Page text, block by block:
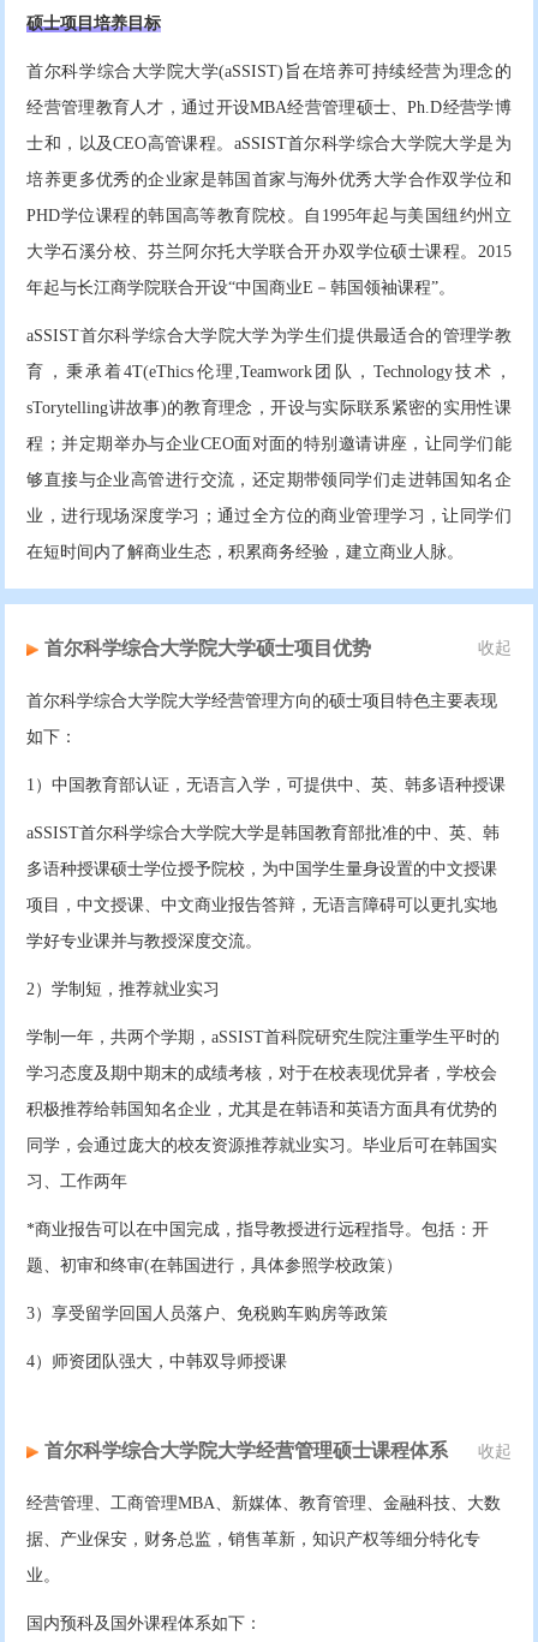
硕士项目培养目标
首尔科学综合大学院大学(aSSIST)旨在培养可持续经营为理念的
经营管理教育人才，通过开设MBA经营管理硕士、Ph.D经营学博
士和，以及CEO高管课程。aSSIST首尔科学综合大学院大学是为
培养更多优秀的企业家是韩国首家与海外优秀大学合作双学位和
PHD学位课程的韩国高等教育院校。自1995年起与美国纽约州立
大学石溪分校、芬兰阿尔托大学联合开办双学位硕士课程。2015
年起与长江商学院联合开设“中国商业E－韩国领袖课程”。
aSSIST首尔科学综合大学院大学为学生们提供最适合的管理学教
育，秉承着4T(eThics伦理,Teamwork团队，Technology技术，
sTorytelling讲故事)的教育理念，开设与实际联系紧密的实用性课
程；并定期举办与企业CEO面对面的特别邀请讲座，让同学们能
够直接与企业高管进行交流，还定期带领同学们走进韩国知名企
业，进行现场深度学习；通过全方位的商业管理学习，让同学们
在短时间内了解商业生态，积累商务经验，建立商业人脉。
首尔科学综合大学院大学硕士项目优势 收起
首尔科学综合大学院大学经营管理方向的硕士项目特色主要表现
如下：
1）中国教育部认证，无语言入学，可提供中、英、韩多语种授课
aSSIST首尔科学综合大学院大学是韩国教育部批准的中、英、韩
多语种授课硕士学位授予院校，为中国学生量身设置的中文授课
项目，中文授课、中文商业报告答辩，无语言障碍可以更扎实地
学好专业课并与教授深度交流。
2）学制短，推荐就业实习
学制一年，共两个学期，aSSIST首科院研究生院注重学生平时的
学习态度及期中期末的成绩考核，对于在校表现优异者，学校会
积极推荐给韩国知名企业，尤其是在韩语和英语方面具有优势的
同学，会通过庞大的校友资源推荐就业实习。毕业后可在韩国实
习、工作两年
*商业报告可以在中国完成，指导教授进行远程指导。包括：开
题、初审和终审(在韩国进行，具体参照学校政策）
3）享受留学回国人员落户、免税购车购房等政策
4）师资团队强大，中韩双导师授课
首尔科学综合大学院大学经营管理硕士课程体系 收起
经营管理、工商管理MBA、新媒体、教育管理、金融科技、大数
据、产业保安，财务总监，销售革新，知识产权等细分特化专
业。
国内预科及国外课程体系如下：